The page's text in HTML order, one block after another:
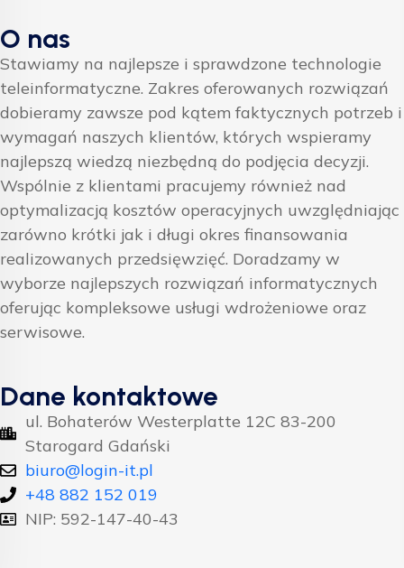
O nas
Stawiamy na najlepsze i sprawdzone technologie
teleinformatyczne. Zakres oferowanych rozwiązań
dobieramy zawsze pod kątem faktycznych potrzeb i
wymagań naszych klientów, których wspieramy
najlepszą wiedzą niezbędną do podjęcia decyzji.
Wspólnie z klientami pracujemy również nad
optymalizacją kosztów operacyjnych uwzględniając
zarówno krótki jak i długi okres finansowania
realizowanych przedsięwzięć. Doradzamy w
wyborze najlepszych rozwiązań informatycznych
oferując kompleksowe usługi wdrożeniowe oraz
serwisowe.
Dane kontaktowe
ul. Bohaterów Westerplatte 12C 83-200
Starogard Gdański
biuro@login-it.pl
+48 882 152 019
NIP: 592-147-40-43